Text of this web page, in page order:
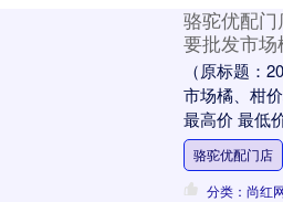
骆驼优配门
要批发市
（原标题：
市场橘、柑
最高价 最低
产品批发市场
骆驼优配门店
分类：尚红